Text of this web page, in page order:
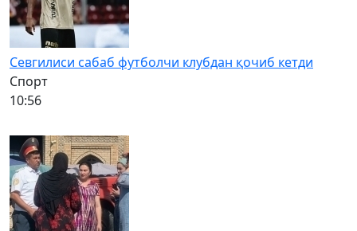
Севгилиси сабаб футболчи клубдан қочиб кетди
Спорт
10:56